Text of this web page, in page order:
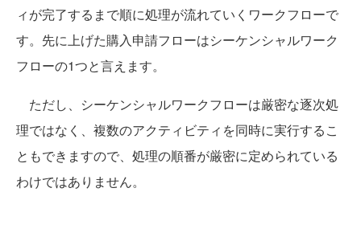
ィが完了するまで順に処理が流れていくワークフローで
す。先に上げた購入申請フローはシーケンシャルワーク
フローの1つと言えます。
ただし、シーケンシャルワークフローは厳密な逐次処
理ではなく、複数のアクティビティを同時に実行するこ
ともできますので、処理の順番が厳密に定められている
わけではありません。